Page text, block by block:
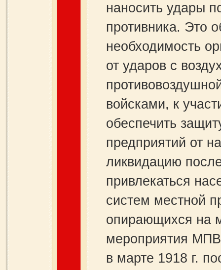
наносить удары
противника. Это
необходимость
от ударов с
войсками, к
обеспечить
предприятий от
ликвидацию
привлекаться
систем местной
опирающихся на
мероприятия
в марте 1918 г.